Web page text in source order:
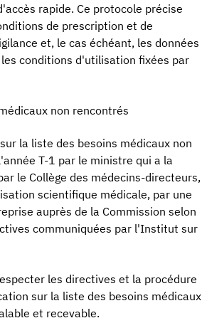
rapide. Ce protocole précise
de prescription et de
et, le cas échéant, les données
conditions d'utilisation fixées par
non rencontrés
la liste des besoins médicaux non
T-1 par le ministre qui a la
le Collège des médecins-directeurs,
scientifique médicale, par une
auprès de la Commission selon
communiquées par l'Institut sur
les directives et la procédure
sur la liste des besoins médicaux
et recevable.